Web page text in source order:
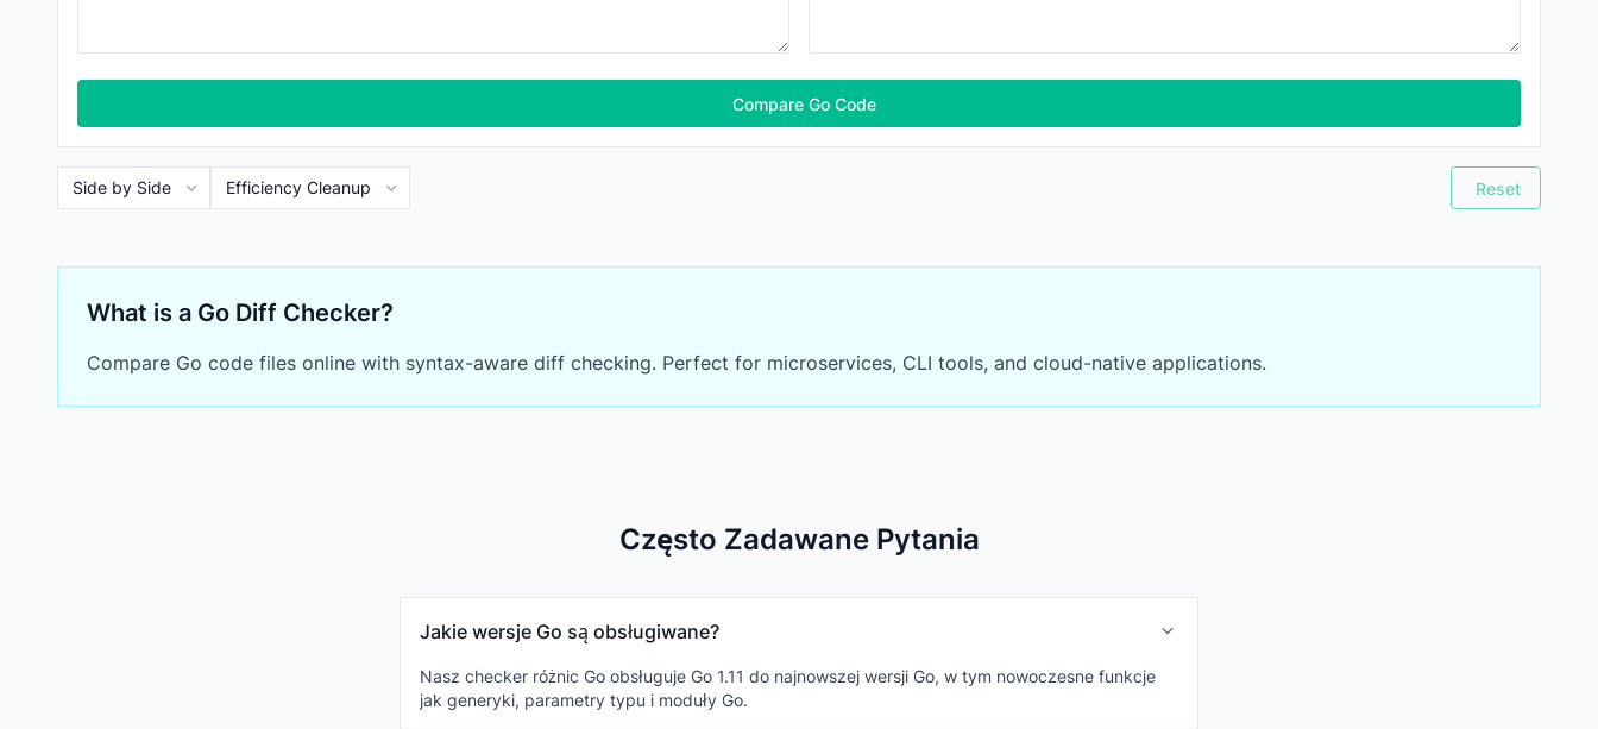
Compare Go Code
Reset
What is a Go Diff Checker?
Compare Go code files online with syntax-aware diff checking. Perfect for microservices, CLI tools, and cloud-native applications.
Często Zadawane Pytania
Jakie wersje Go są obsługiwane?
Nasz checker różnic Go obsługuje Go 1.11 do najnowszej wersji Go, w tym nowoczesne funkcje
jak generyki, parametry typu i moduły Go.